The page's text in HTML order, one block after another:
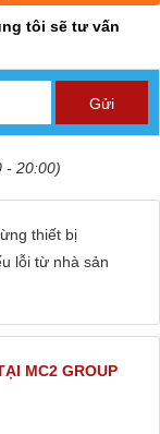
tôi sẽ tư vấn
- 20:00)
thiết bị
lỗi từ nhà sản
MC2 GROUP